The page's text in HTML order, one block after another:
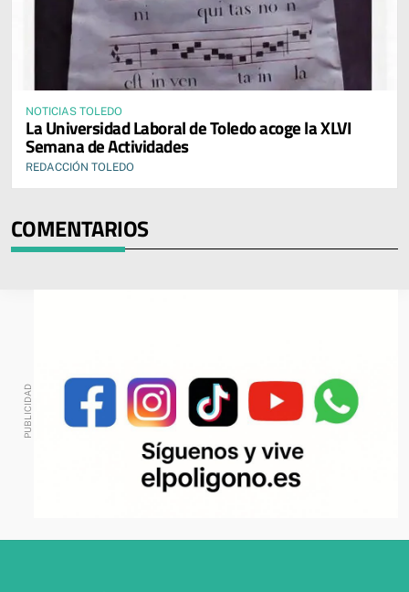
NOTICIAS TOLEDO
La Universidad Laboral de Toledo acoge la XLVI
Semana de Actividades
REDACCIÓN TOLEDO
COMENTARIOS